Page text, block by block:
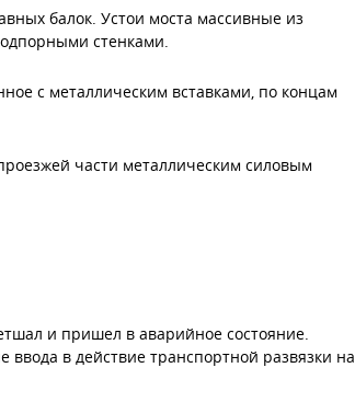
балок. Устои моста массивные из
стенками.
с металлическим вставками, по концам
части металлическим силовым
и пришел в аварийное состояние.
в действие транспортной развязки на